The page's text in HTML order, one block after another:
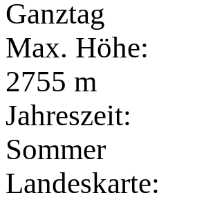
Ganztag
Max. Höhe:
2755 m
Jahreszeit:
Sommer
Landeskarte: